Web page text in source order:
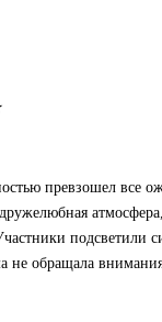
превзошел все
подсветили
не обращала